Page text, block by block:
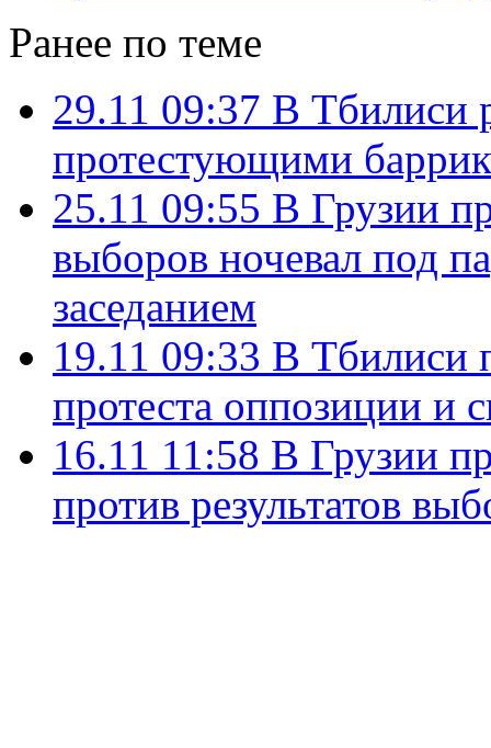
Ранее по теме
29.11 09:37 В Тбилиси
протестующими
25.11 09:55 В Грузии
выборов ночевал под
заседанием
19.11 09:33 В Тбилиси
протеста оппозиции и
16.11 11:58 В Грузии
против результатов